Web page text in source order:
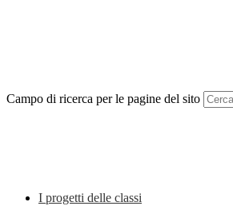
Campo di ricerca per le pagine del sito
I progetti delle classi